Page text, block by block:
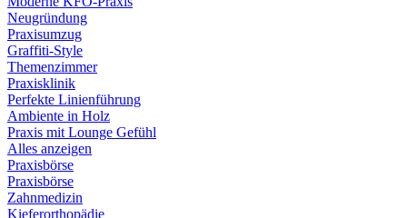
Neugründung
Praxisumzug
Graffiti-Style
Themenzimmer
Praxisklinik
Perfekte Linienführung
Ambiente in Holz
Praxis mit Lounge Gefühl
Alles anzeigen
Praxisbörse
Praxisbörse
Zahnmedizin
Kieferorthopädie